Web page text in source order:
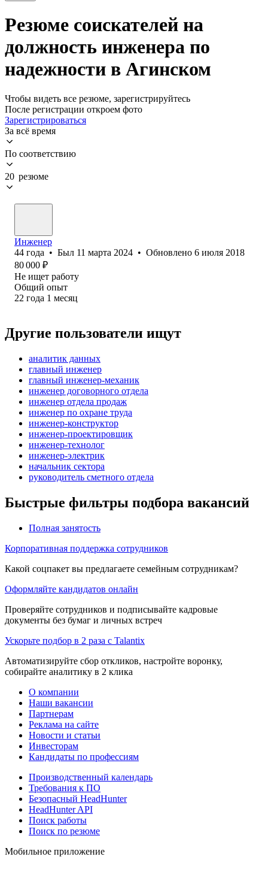
Резюме соискателей на
должность инженера по
надежности в Агинском
Чтобы видеть все резюме, зарегистрируйтесь
После регистрации откроем фото
Зарегистрироваться
За всё время
По соответствию
20 резюме
Инженер
44 года • Был 11 марта 2024 • Обновлено 6 июля 2018
80 000 ₽
Не ищет работу
Общий опыт
22 года 1 месяц
Другие пользователи ищут
аналитик данных
главный инженер
главный инженер-механик
инженер договорного отдела
инженер отдела продаж
инженер по охране труда
инженер-конструктор
инженер-проектировщик
инженер-технолог
инженер-электрик
начальник сектора
руководитель сметного отдела
Быстрые фильтры подбора вакансий
Полная занятость
Корпоративная поддержка сотрудников
Какой соцпакет вы предлагаете семейным сотрудникам?
Оформляйте кандидатов онлайн
Проверяйте сотрудников и подписывайте кадровые
документы без бумаг и личных встреч
Ускорьте подбор в 2 раза с Talantix
Автоматизируйте сбор откликов, настройте воронку,
собирайте аналитику в 2 клика
О компании
Наши вакансии
Партнерам
Реклама на сайте
Новости и статьи
Инвесторам
Кандидаты по профессиям
Производственный календарь
Требования к ПО
Безопасный HeadHunter
HeadHunter API
Поиск работы
Поиск по резюме
Мобильное приложение